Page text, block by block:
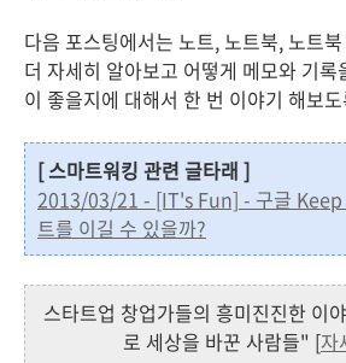
다음 포스팅에서는 노트, 노트북, 노트
더 자세히 알아보고 어떻게 메모와 기록
이 좋을지에 대해서 한 번 이야기 해보
[ 스마트워킹 관련 글타래 ]
2013/03/21 - [IT's Fun] - 구글 Keep
트를 이길 수 있을까?
스타트업 창업가들의 흥미진진한 이
로 세상을 바꾼 사람들" [자